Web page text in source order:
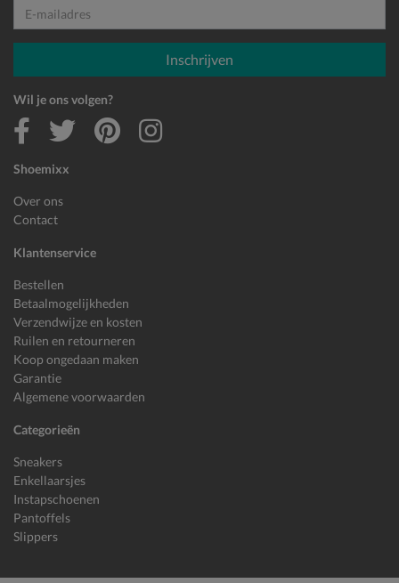
Shoemixx
Over ons
Contact
Klantenservice
Bestellen
Betaalmogelijkheden
Verzendwijze en kosten
Ruilen en retourneren
Koop ongedaan maken
Garantie
Algemene voorwaarden
Categorieën
Sneakers
Enkellaarsjes
Instapschoenen
Pantoffels
Slippers
E-mailadres
Inschrijven
Wil je ons volgen?